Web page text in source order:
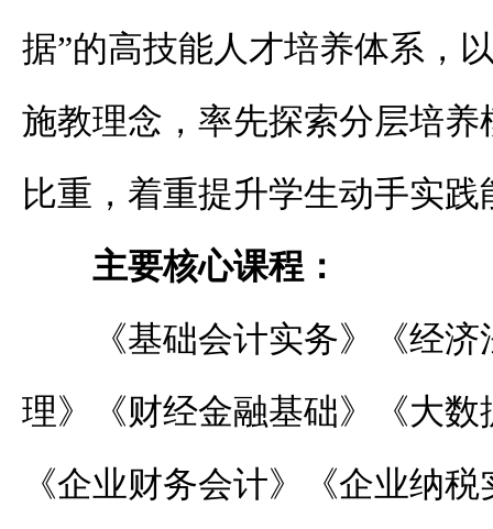
据”的高技能人才培养体系，
施教理念，率先探索分层培
比重，着重提升学生动手实践
主要核心课程：
《基础会计实务》《经
理》《财经金融基础》《大
《企业财务会计》《企业纳